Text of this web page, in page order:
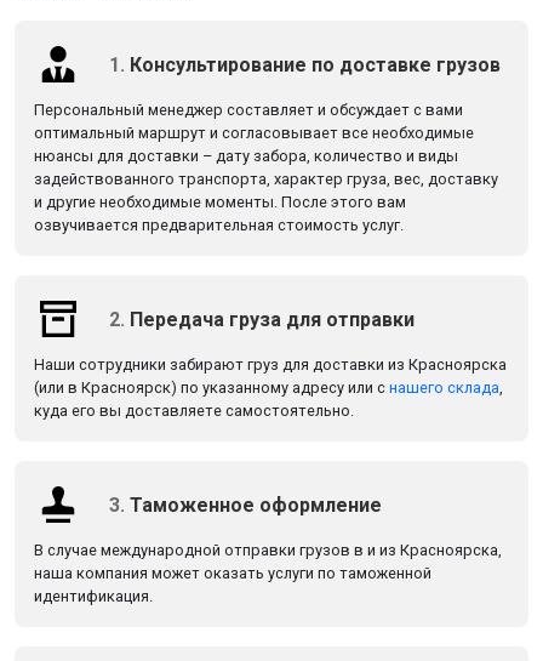
1. Консультирование по доставке грузов
Персональный менеджер составляет и обсуждает с вами
оптимальный маршрут и согласовывает все необходимые
нюансы для доставки – дату забора, количество и виды
задействованного транспорта, характер груза, вес, доставку
и другие необходимые моменты. После этого вам
озвучивается предварительная стоимость услуг.
2. Передача груза для отправки
Наши сотрудники забирают груз для доставки из Красноярска
(или в Красноярск) по указанному адресу или с нашего склада,
куда его вы доставляете самостоятельно.
3. Таможенное оформление
В случае международной отправки грузов в и из Красноярска,
наша компания может оказать услуги по таможенной
идентификация.